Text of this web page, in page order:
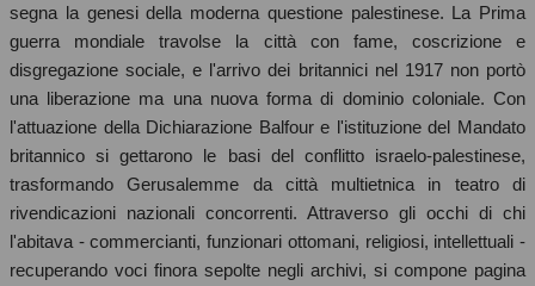
segna la genesi della moderna questione palestinese. La Prima
guerra mondiale travolse la città con fame, coscrizione e
disgregazione sociale, e l'arrivo dei britannici nel 1917 non portò
una liberazione ma una nuova forma di dominio coloniale. Con
l'attuazione della Dichiarazione Balfour e l'istituzione del Mandato
britannico si gettarono le basi del conflitto israelo-palestinese,
trasformando Gerusalemme da città multietnica in teatro di
rivendicazioni nazionali concorrenti. Attraverso gli occhi di chi
l'abitava - commercianti, funzionari ottomani, religiosi, intellettuali -
recuperando voci finora sepolte negli archivi, si compone pagina